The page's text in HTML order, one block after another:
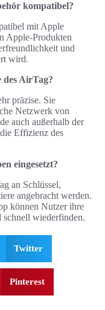
kompatibel?
mit Apple
Apple-Produkten
und
wird.
des AirTag?
präzise. Sie
Netzwerk von
auch außerhalb der
Effizienz des
eingesetzt?
an Schlüssel,
angebracht werden.
können Nutzer ihre
wiederfinden.
Twitter
Pinterest